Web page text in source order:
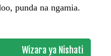
punda na ngamia.
Wizara ya Nishati